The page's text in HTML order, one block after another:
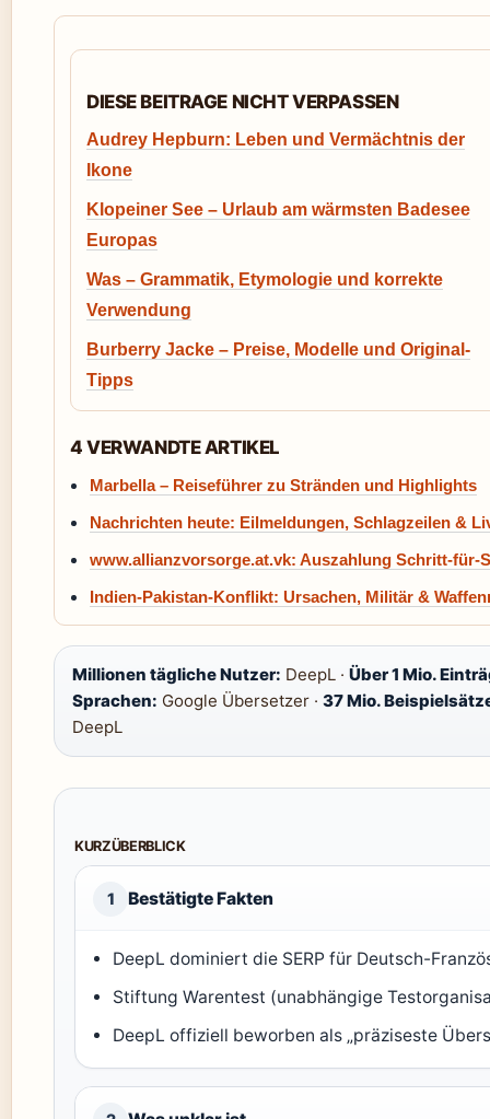
DIESE BEITRAGE NICHT VERPASSEN
Audrey Hepburn: Leben und Vermächtnis der
Ikone
Klopeiner See – Urlaub am wärmsten Badesee
Europas
Was – Grammatik, Etymologie und korrekte
Verwendung
Burberry Jacke – Preise, Modelle und Original-
Tipps
4 VERWANDTE ARTIKEL
Marbella – Reiseführer zu Stränden und Highlights
Nachrichten heute: Eilmeldungen, Schlagzeilen &
www.allianzvorsorge.at.vk: Auszahlung Schritt-für-
Indien-Pakistan-Konflikt: Ursachen, Militär &
Millionen tägliche Nutzer: DeepL · Über 1 Mio.
Sprachen: Google Übersetzer · 37 Mio.
DeepL
KURZÜBERBLICK
1 Bestätigte Fakten
DeepL dominiert die SERP für Deutsch-
Stiftung Warentest (unabhängige
DeepL offiziell beworben als „präziseste